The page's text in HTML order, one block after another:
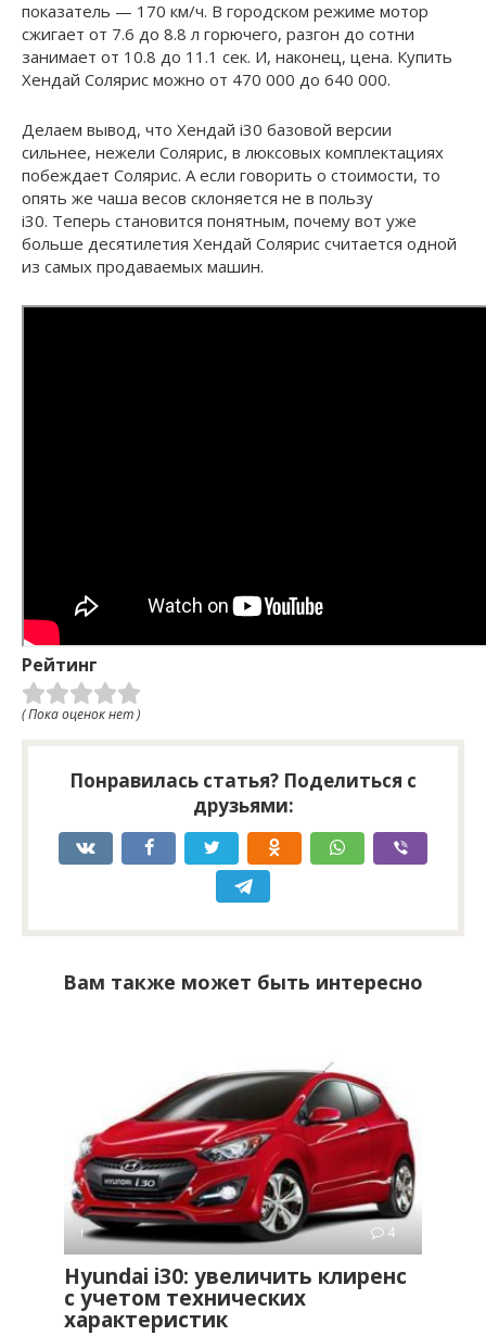
показатель — 170 км/ч. В городском режиме мотор
сжигает от 7.6 до 8.8 л горючего, разгон до сотни
занимает от 10.8 до 11.1 сек. И, наконец, цена. Купить
Хендай Солярис можно от 470 000 до 640 000.
Делаем вывод, что Хендай i30 базовой версии
сильнее, нежели Солярис, в люксовых комплектациях
побеждает Солярис. А если говорить о стоимости, то
опять же чаша весов склоняется не в пользу
i30. Теперь становится понятным, почему вот уже
больше десятилетия Хендай Солярис считается одной
из самых продаваемых машин.
Рейтинг
( Пока оценок нет )
Понравилась статья? Поделиться с
друзьями:
Вам также может быть интересно
i 4
Hyundai i30: увеличить клиренс
с учетом технических
характеристик